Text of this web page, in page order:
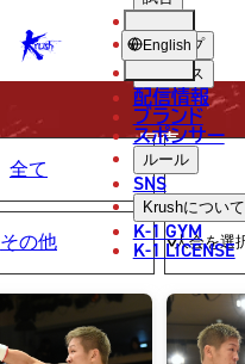
KRUSH English
ショップ
ニュース
配信情報
ブランド
スポンサー
ルール
SNS
Krushについて
K-1 GYM
K-1 LICENSE
PHOTO
写真
全て
その他